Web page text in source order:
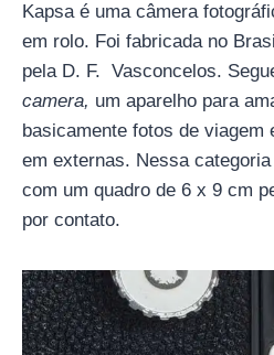
Kapsa é uma câmera
em rolo. Foi fabricada no
pela D. F. Vasconcelos.
camera, um aparelho para
basicamente fotos de viagem
em externas. Nessa
com um quadro de 6 x 9 cm
por contato.